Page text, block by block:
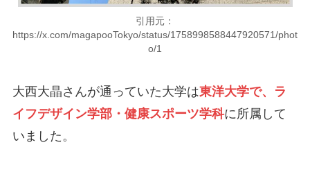
引用元：
https://x.com/magapooTokyo/status/1758998588447920571/phot
o/1
大西大晶さんが通っていた大学は東洋大学で、ラ
イフデザイン学部・健康スポーツ学科に所属して
いました。